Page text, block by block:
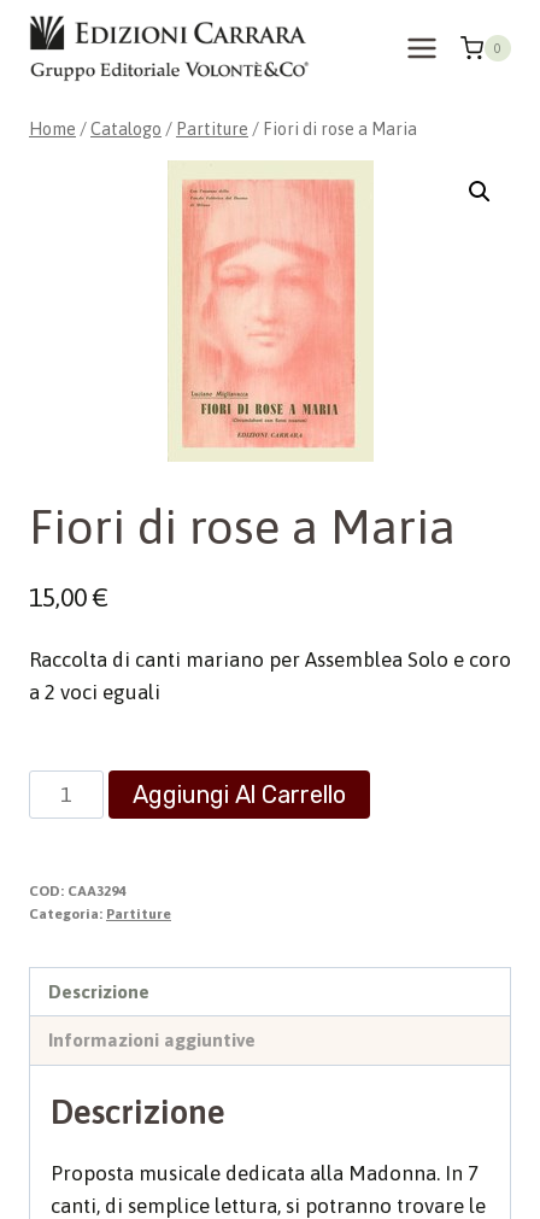
Salta
contenuto
0
Home /Catalogo / Partiture / Fiori di rose a Maria
Fiori di rose a Maria
15,00€
Raccolta di canti mariano per Assemblea Solo e coro
a 2 voci eguali
Fiori
di
a
Maria
Aggiungi Al Carrello
COD: CAA3294
Categoria: Partiture
Descrizione
Informazioni aggiuntive
Descrizione
Proposta musicale dedicata alla Madonna. In 7
canti, di semplice lettura, si potranno trovare le